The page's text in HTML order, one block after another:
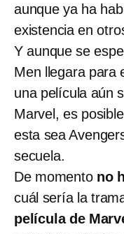
aunque ya ha
existencia en
Y aunque se
Men llegara para
una película aún
Marvel, es
esta sea
secuela.
De momento no
cuál sería la
película de